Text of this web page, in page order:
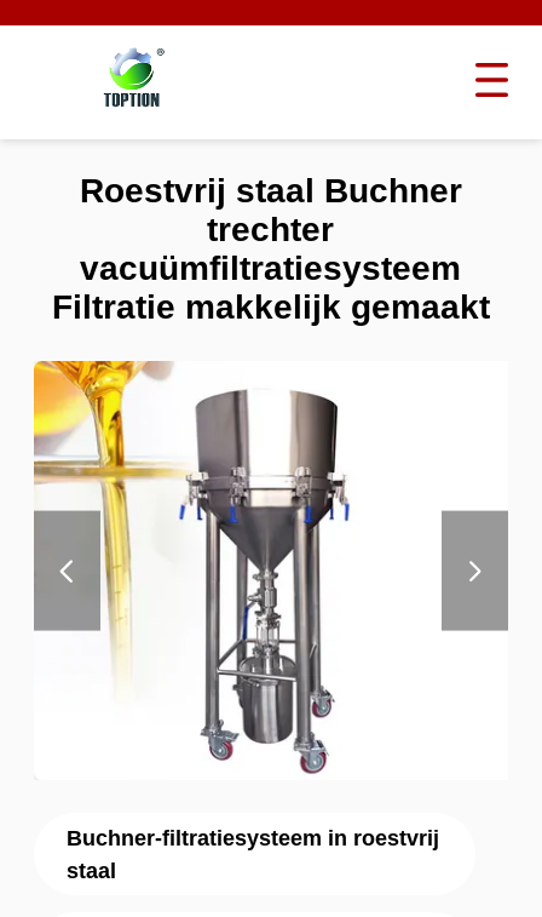
Buchner-filtratiesysteem in roestvrij
staal
Roestvrij staal Buchner
trechter
vacuümfiltratiesysteem
Filtratie makkelijk gemaakt